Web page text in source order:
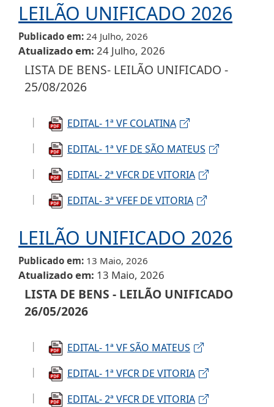
LEILÃO UNIFICADO 2026
Publicado em 24 Julho, 2026
Atualizado em 24 Julho, 2026
LISTA DE BENS- LEILÃO UNIFICADO -
25/08/2026
EDITAL- 1ª VF COLATINA
EDITAL- 1ª VF DE SÃO MATEUS
EDITAL- 2ª VFCR DE VITORIA
EDITAL- 3ª VFEF DE VITORIA
LEILÃO UNIFICADO 2026
Publicado em 13 Maio, 2026
Atualizado em 13 Maio, 2026
LISTA DE BENS - LEILÃO UNIFICADO
26/05/2026
EDITAL- 1ª VF SÃO MATEUS
EDITAL- 1ª VFCR DE VITORIA
EDITAL- 2ª VFCR DE VITORIA